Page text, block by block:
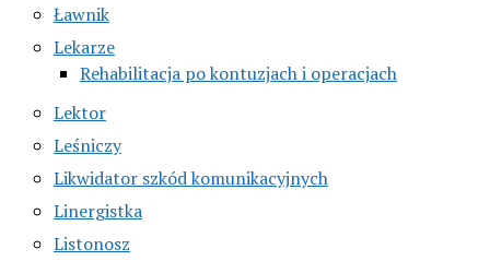
Ławnik
Lekarze
Rehabilitacja po kontuzjach i operacjach
Lektor
Leśniczy
Likwidator szkód komunikacyjnych
Linergistka
Listonosz